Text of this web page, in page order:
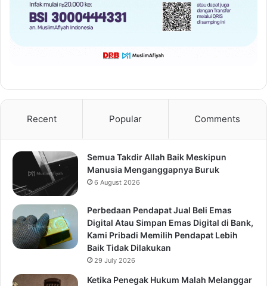
Recent Popular Comments
Semua Takdir Allah Baik Meskipun
Manusia Menganggapnya Buruk
6 August 2026
Perbedaan Pendapat Jual Beli Emas
Digital Atau Simpan Emas Digital di Bank,
Kami Pribadi Memilih Pendapat Lebih
Baik Tidak Dilakukan
29 July 2026
Ketika Penegak Hukum Malah Melanggar